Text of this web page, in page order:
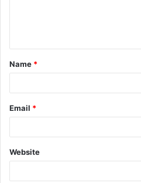
t
*
Name *
Email *
Website